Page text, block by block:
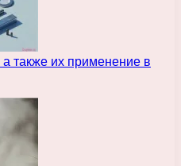
также их применение в